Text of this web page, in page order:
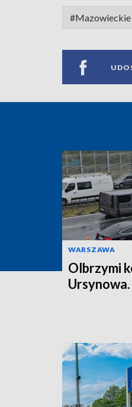
#Mazowieckie
WARSZAWA
Olbrzymi